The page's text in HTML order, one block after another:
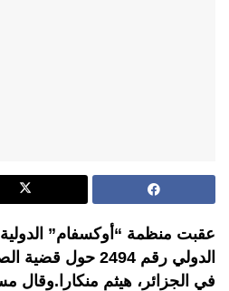
عقبت منظمة “أوكسفام”
الدولي رقم 2494
في الجزائر، هيثم منكارا.وقال